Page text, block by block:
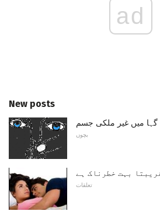
ad
New posts
گہا میں غیر ملکی جسم
بچوں
بہت خطرناک ہے
تعلقات